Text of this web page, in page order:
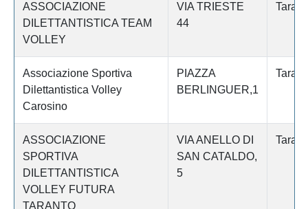
ASSOCIAZIONE
DILETTANTISTICA TEAM
VOLLEY
VIA TRIESTE
44
Associazione Sportiva
Dilettantistica Volley
Carosino
PIAZZA
BERLINGUER,1
ASSOCIAZIONE
SPORTIVA
DILETTANTISTICA
VOLLEY FUTURA
TARANTO
VIA ANELLO DI
SAN CATALDO,
5